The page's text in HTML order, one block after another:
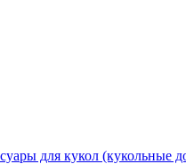
для кукол (кукольные